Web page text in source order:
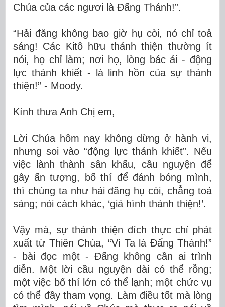
Chúa của các ngươi là Đấng Thánh!”.
“Hải đăng không bao giờ hụ còi, nó chỉ toả
sáng! Các Kitô hữu thánh thiện thường ít
nói, họ chỉ làm; nơi họ, lòng bác ái - động
lực thánh khiết - là linh hồn của sự thánh
thiện!” - Moody.
Kính thưa Anh Chị em,
Lời Chúa hôm nay không dừng ở hành vi,
nhưng soi vào “động lực thánh khiết”. Nếu
việc lành thành sân khấu, cầu nguyện để
gây ấn tượng, bố thí để đánh bóng mình,
thì chúng ta như hải đăng hụ còi, chẳng toả
sáng; nói cách khác, ‘giả hình thánh thiện!’.
Vậy mà, sự thánh thiện đích thực chỉ phát
xuất từ Thiên Chúa, “Vì Ta là Đấng Thánh!”
- bài đọc một - Đấng không cần ai trình
diễn. Một lời cầu nguyện dài có thể rỗng;
một việc bố thí lớn có thể lạnh; một chức vụ
có thể đầy tham vọng. Làm điều tốt mà lòng